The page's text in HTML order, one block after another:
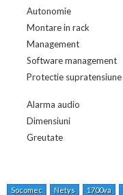
Autonomie
Montare in rack
Management
Software management
Protectie supratensiune
Alarma audio
Dimensiuni
Greutate
Socomec Netys 1700va